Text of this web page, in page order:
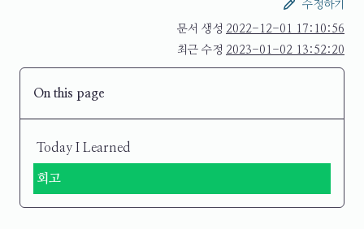
수정하기
문서 생성 2022-12-01 17:10:56
최근 수정 2023-01-02 13:52:20
On this page
Today I Learned
회고